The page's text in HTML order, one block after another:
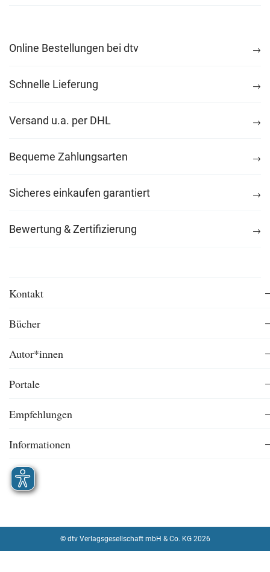
Online Bestellungen bei dtv
Schnelle Lieferung
Versand u.a. per DHL
Bequeme Zahlungsarten
Sicheres einkaufen garantiert
Bewertung & Zertifizierung
Kontakt
Bücher
Autor*innen
Portale
Empfehlungen
Informationen
© dtv Verlagsgesellschaft mbH & Co. KG 2026